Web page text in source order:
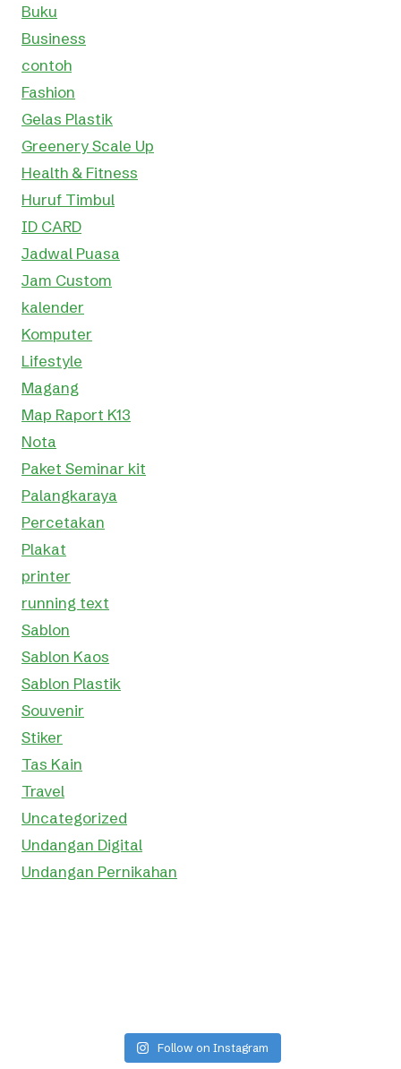
Buku
Business
contoh
Fashion
Gelas Plastik
Greenery Scale Up
Health & Fitness
Huruf Timbul
ID CARD
Jadwal Puasa
Jam Custom
kalender
Komputer
Lifestyle
Magang
Map Raport K13
Nota
Paket Seminar kit
Palangkaraya
Percetakan
Plakat
printer
running text
Sablon
Sablon Kaos
Sablon Plastik
Souvenir
Stiker
Tas Kain
Travel
Uncategorized
Undangan Digital
Undangan Pernikahan
Follow on Instagram